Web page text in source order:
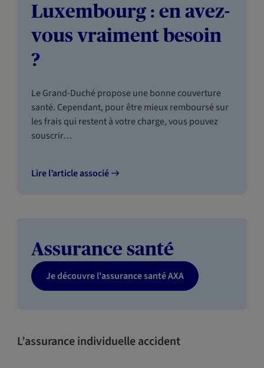
Luxembourg : en avez-
vous vraiment besoin
?
Le Grand-Duché propose une bonne couverture
santé. Cependant, pour être mieux remboursé sur
les frais qui restent à votre charge, vous pouvez
souscrir…
Lire l’article associé
Assurance santé
Je découvre l'assurance santé AXA
L’assurance individuelle accident